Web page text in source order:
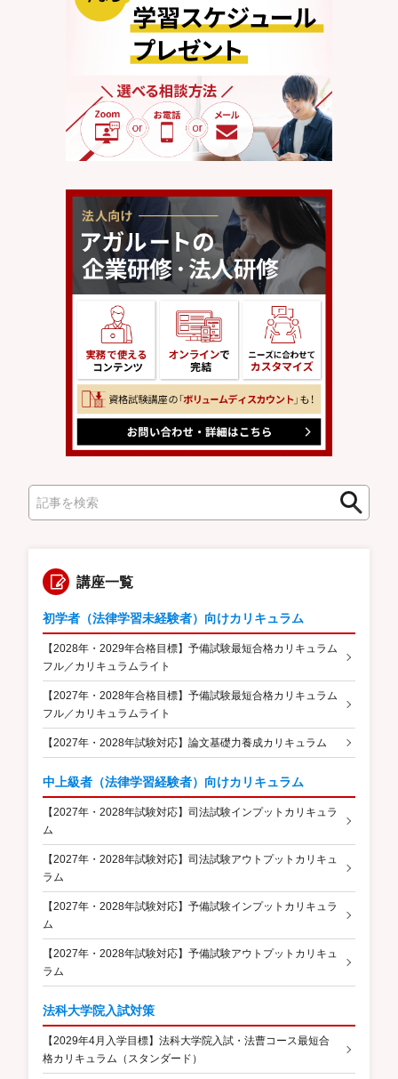
索
検
講座一覧
初学者（法律学習未経験者）向けカリキュラム
【2028年・2029年合格目標】予備試験最短合格カリキュラム
フル／カリキュラムライト
【2027年・2028年合格目標】予備試験最短合格カリキュラム
フル／カリキュラムライト
【2027年・2028年試験対応】論文基礎力養成カリキュラム
中上級者（法律学習経験者）向けカリキュラム
【2027年・2028年試験対応】司法試験インプットカリキュラ
ム
【2027年・2028年試験対応】司法試験アウトプットカリキュ
ラム
【2027年・2028年試験対応】予備試験インプットカリキュラ
ム
【2027年・2028年試験対応】予備試験アウトプットカリキュ
ラム
法科大学院入試対策
【2029年4月入学目標】法科大学院入試・法曹コース最短合
格カリキュラム（スタンダード）